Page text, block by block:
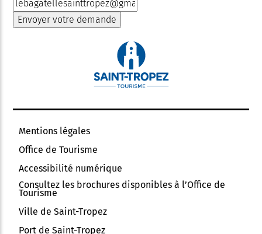
Mentions légales
Office de Tourisme
Accessibilité numérique
Consultez les brochures disponibles à l’Office de
Tourisme
Ville de Saint-Tropez
Port de Saint-Tropez